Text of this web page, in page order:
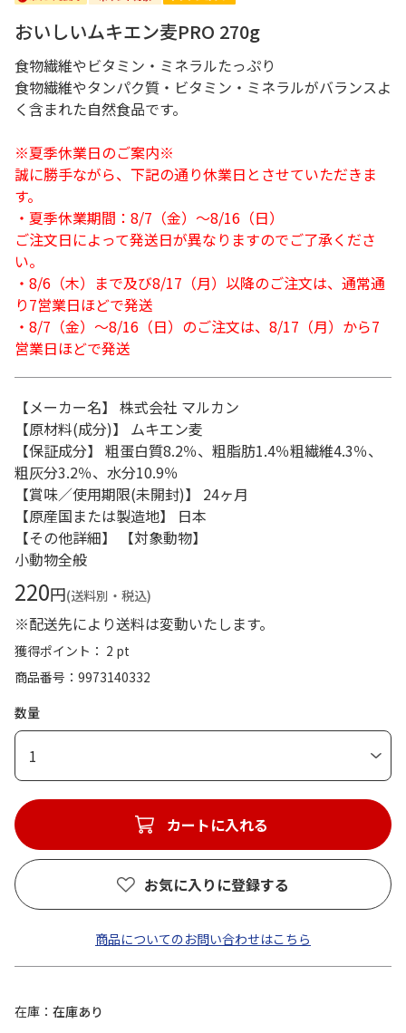
おいしいムキエン麦PRO 270g
食物繊維やビタミン・ミネラルたっぷり
食物繊維やタンパク質・ビタミン・ミネラルがバランスよ
く含まれた自然食品です。
※夏季休業日のご案内※
誠に勝手ながら、下記の通り休業日とさせていただきま
す。
・夏季休業期間：8/7（金）～8/16（日）
ご注文日によって発送日が異なりますのでご了承くださ
い。
・8/6（木）まで及び8/17（月）以降のご注文は、通常通
り7営業日ほどで発送
・8/7（金）～8/16（日）のご注文は、8/17（月）から7
営業日ほどで発送
【メーカー名】 株式会社 マルカン
【原材料(成分)】 ムキエン麦
【保証成分】 粗蛋白質8.2％、粗脂肪1.4％粗繊維4.3％、
粗灰分3.2％、水分10.9％
【賞味／使用期限(未開封)】 24ヶ月
【原産国または製造地】 日本
【その他詳細】 【対象動物】
小動物全般
220円(送料別・税込)
※配送先により送料は変動いたします。
獲得ポイント： 2 pt
商品番号
9973140332
数量
1
カートに入れる
お気に入りに登録する
商品についてのお問い合わせはこちら
在庫 在庫あり